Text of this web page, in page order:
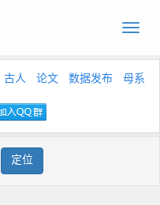
Toggle
古人 论文 数据发布
母系